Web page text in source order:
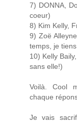
7) DONNA,
coeur)
8) Kim Kelly,
9) Zoë
temps, je
10) Kelly
sans elle!)
Voilà. Cool
chaque
Je vais